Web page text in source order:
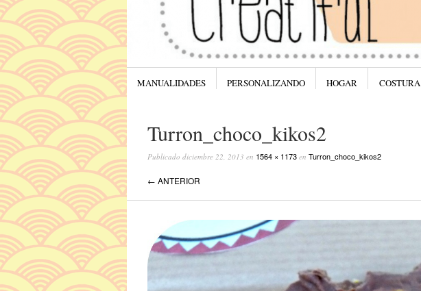
Menú
SALTAR AL CONTENIDO.
MANUALIDADES PERSONALIZANDO HOGAR COSTURA
Turron_choco_kikos2
Publicado diciembre 22, 2013 en 1564 × 1173en Turron_choco_kikos2
← ANTERIOR